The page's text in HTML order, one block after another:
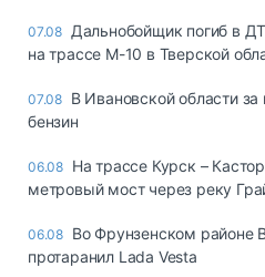
07.08 Дальнобойщик погиб в
на трассе М-10 в Тверской
07.08 В Ивановской области
бензин
06.08 На трассе Курск –
метровый мост через реку
06.08 Во Фрунзенском районе
протаранил Lada Vesta